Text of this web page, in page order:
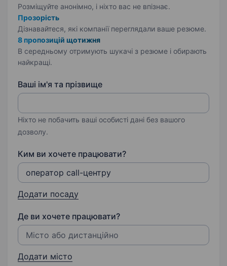
Розміщуйте анонімно, і ніхто вас не впізнає.
Прозорість
Дізнавайтеся, які компанії переглядали ваше резюме.
8 пропозицій щотижня
В середньому отримують шукачі з резюме і обирають
найкращі.
Ваші ім'я та прізвище
Ніхто не побачить ваші особисті дані без вашого
дозволу.
Ким ви хочете працювати?
Додати посаду
Де ви хочете працювати?
Додати місто